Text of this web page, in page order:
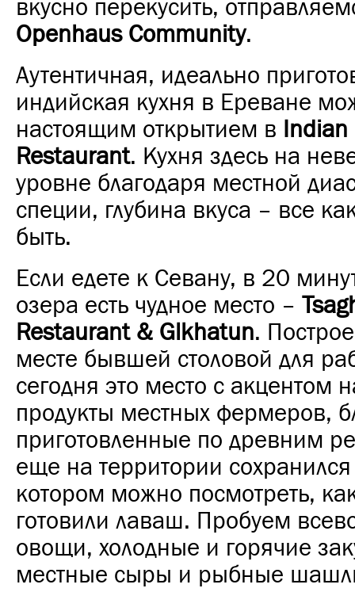
вкусно перекусить,
Openhaus Community.
Аутентичная, идеально
индийская кухня в Ереване
настоящим открытием в
Restaurant. Кухня здесь на
уровне благодаря местной
специи, глубина вкуса – все
быть.
Если едете к Севану, в 20
озера есть чудное место –
Restaurant & Glkhatun.
месте бывшей столовой для
сегодня это место с акцентом
продукты местных фермеров,
приготовленные по древним
еще на территории
котором можно посмотреть,
готовили лаваш. Пробуем
овощи, холодные и горячие
местные сыры и рыбные